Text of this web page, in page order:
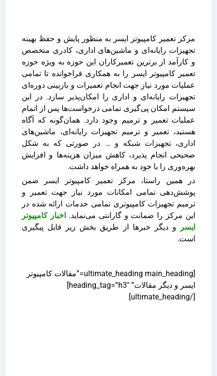
مرکز تعمیر کامپیوتر ایسر به منظور پایش و حفظ بهینه
تجهیزات رایانه‌ای و ماشین‌های اداری، کادری متخصص
و کارآمد از برترین تعمیرکاران این حوزه به ویژه حوزه
تعمیر کامپیوتر ایسر را به همکاری فراخوانده تا تمامی
عملیات مورد نیاز جهت انجام تعمیرات و بازبینی دوره‌ای
تجهیزات رایانه‌ای و اداری را امکان‌پذیر سازد. در این
سیستم امکان پی‌گیری تمامی درخواست‌ها پس از اتمام
عملیات تعمیر و ترمیم وجود دارد. همان‌گونه که آگاه
هستید، تعمیر و ترمیم تجهیزات رایانه‌ای، ماشین‌های
اداری، تجهیزات شبکه و … در صورتی که به شکل
صحیحی انجام پذیرد، کاهش میزان هزینه‌ها و افزایش
بهره‌وری را با خود به همراه خواهد داشت.
در همین راستا، مرکز تعمیر کامپیوتر ایسر ضمن
پوشش‌دهی تمامی امکانات مورد نیاز جهت تعمیر و
ترمیم تجهیزات کامپیوتری تمامی خدمات ارائه شده در
این مرکز را ضمانت و گارانتی می‌نماید. اخبار کامپیوتر
ایسر
و دیگر خبرها از طریق بخش زیر قابل پیگیری
است.
[ultimate_heading main_heading=”مقالات کامپیوتر
ایسر و دیگر مقالات” heading_tag=”h3″]
[/ultimate_heading]